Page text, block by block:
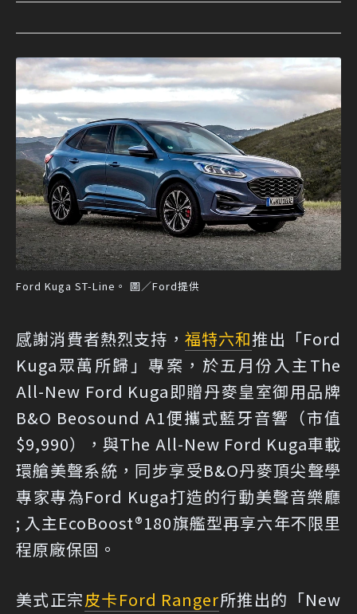
Ford Kuga ST-Line。 圖／Ford提供
感謝消費者熱烈支持， 福特六和推出「Ford
Kuga眾萬所歸」專案，於五月份入主The
All-New Ford Kuga即贈丹麥皇室御用品牌
B&O Beosound A1便攜式藍牙音響（市值
$9,990），與The All-New Ford Kuga車載
環艙美聲系統，同步享受B&O丹麥頂尖聲學
專家專為Ford Kuga打造的行動美聲音樂廳
; 入主EcoBoost®180旗艦型再享六年不限里
程原廠保固。
美式正宗皮卡Ford Ranger所推出的「New